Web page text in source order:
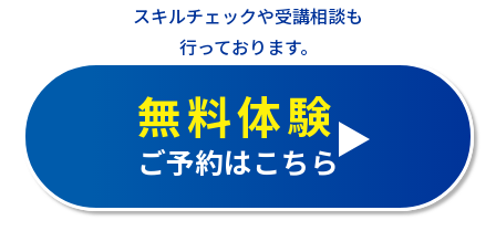
スキルチェックや受講相談も
行っております。
無料体験
ご予約はこちら